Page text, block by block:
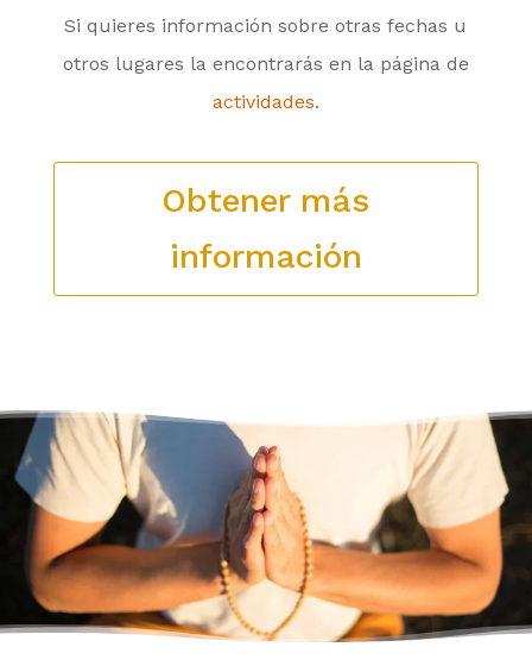
Si quieres información sobre otras fechas u
otros lugares la encontrarás en la página de
actividades.
Obtener más
información